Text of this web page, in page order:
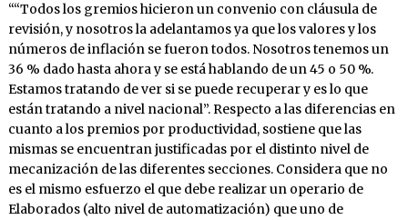
““Todos los gremios hicieron un convenio con cláusula de
revisión, y nosotros la adelantamos ya que los valores y los
números de inflación se fueron todos. Nosotros tenemos un
36 % dado hasta ahora y se está hablando de un 45 o 50 %.
Estamos tratando de ver si se puede recuperar y es lo que
están tratando a nivel nacional”. Respecto a las diferencias en
cuanto a los premios por productividad, sostiene que las
mismas se encuentran justificadas por el distinto nivel de
mecanización de las diferentes secciones. Considera que no
es el mismo esfuerzo el que debe realizar un operario de
Elaborados (alto nivel de automatización) que uno de